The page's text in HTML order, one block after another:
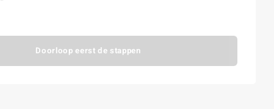
Doorloop eerst de stappen